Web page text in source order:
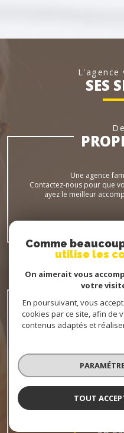
L'agence
SES
Une agence
Contactez-nous pour que
ayez le meilleur
en
L'estimation immobilière
Elle renforce l'attractivité
l'acquéreur dans le choix
du
Pré-estimez votre bien
recontacterons
Comme
utilise les
On aimerait vous
votre
En poursuivant, vous
cookies par ce site, afin de
contenus adaptés et
TOUT